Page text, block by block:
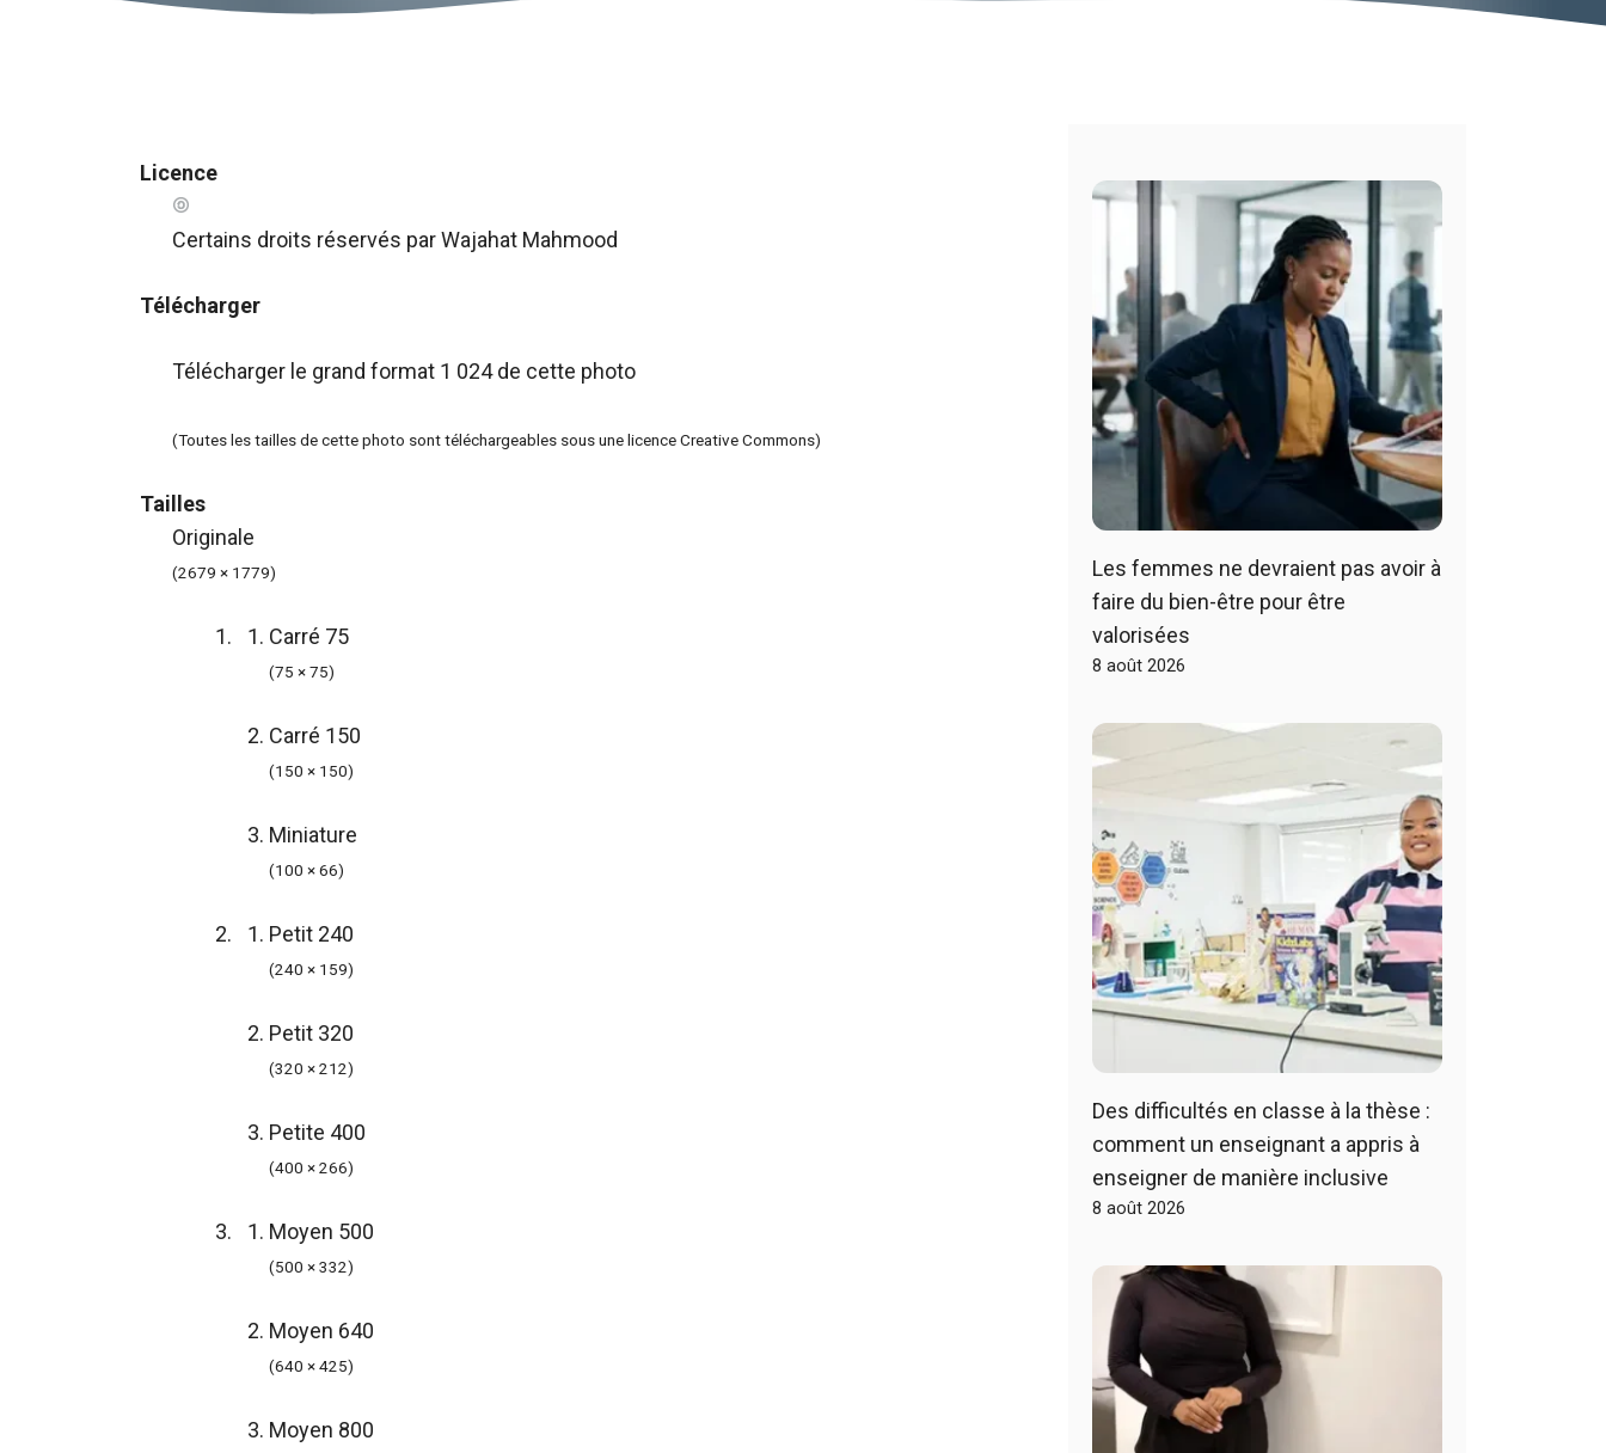
Licence
Certains droits réservés par Wajahat Mahmood
Télécharger
Télécharger le grand format 1 024 de cette photo
(Toutes les tailles de cette photo sont téléchargeables sous une licence Creative Commons)
Tailles
Originale
(2679 × 1779)
Carré 75
(75 × 75)
Carré 150
(150 × 150)
Miniature
(100 × 66)
Petit 240
(240 × 159)
Petit 320
(320 × 212)
Petite 400
(400 × 266)
Moyen 500
(500 × 332)
Moyen 640
(640 × 425)
Moyen 800
Les femmes ne devraient pas avoir à
faire du bien-être pour être
valorisées
8 août 2026
Des difficultés en classe à la thèse :
comment un enseignant a appris à
enseigner de manière inclusive
8 août 2026